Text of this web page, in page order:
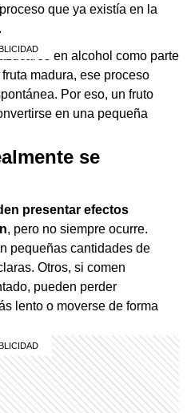
que ya existía en la
en alcohol como parte
madura, ese proceso
Por eso, un fruto
en una pequeña
se
presentar efectos
, pero no siempre ocurre.
pequeñas cantidades de
Otros, si comen
pueden perder
lento o moverse de forma